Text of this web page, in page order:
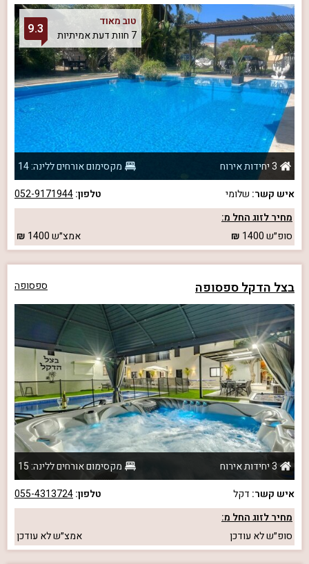
טוב מאוד
7 חוות דעת אמיתיות
9.3
3 יחידות אירוח
מקסימום אורחים ללינה: 14
איש קשר: שלומי טלפון:052-9171944
מחיר לזוג החל מ:
סופ״ש1400 אמצ״ש1400
בצל הדקל ספסופה ספסופה
3 יחידות אירוח
מקסימום אורחים ללינה: 15
איש קשר: דקל טלפון:055-4313724
מחיר לזוג החל מ:
סופ״שלא עודכן אמצ״שלא עודכן